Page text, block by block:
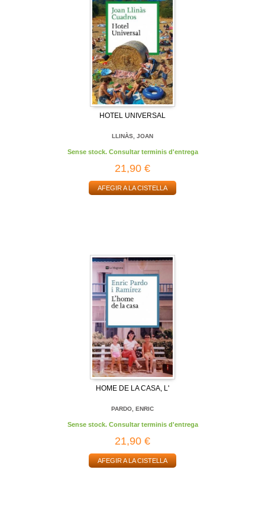
HOTEL UNIVERSAL
LLINÀS, JOAN
Sense stock. Consultar terminis d'entrega
21,90 €
AFEGIR A LA CISTELLA
HOME DE LA CASA, L'
PARDO, ENRIC
Sense stock. Consultar terminis d'entrega
21,90 €
AFEGIR A LA CISTELLA